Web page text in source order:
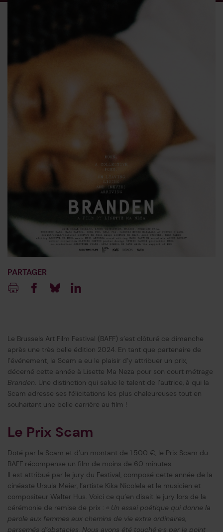
PARTAGER
Le Brussels Art Film Festival (BAFF) s’est clôturé ce dimanche
après une très belle édition 2024. En tant que partenaire de
l’événement, la Scam a eu le plaisir d’y attribuer un prix,
décerné cette année à Lisette Ma Neza pour son court métrage
Branden. Une distinction qui salue le talent de l’autrice, à qui la
Scam adresse ses félicitations les plus chaleureuses tout en
souhaitant une belle carrière au film !
Le Prix Scam
Doté par la Scam et d’un montant de 1.500 €, le Prix Scam du
BAFF récompense un film de moins de 60 minutes.
Il est attribué par le jury du Festival, composé cette année de la
cinéaste Ursula Meier, l’artiste Kika Nicolela et le musicien et
compositeur Walter Hus. Voici ce qu’en disait le jury lors de la
cérémonie de remise de prix : « Un essai poétique qui donne la
parole aux femmes aux chemins de vie extra ordinaires,
parsemés d’obstacles. Nous avons été touché·e·s par le point